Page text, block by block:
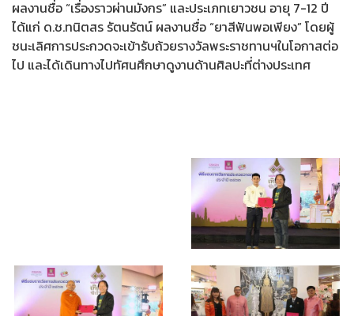
ผลงานชื่อ “เรื่องราวผ่านมังกร” และประเภทเยาวชน อายุ 7-12 ปี
ได้แก่ ด.ช.ทนิตสร รัตนรัตน์ ผลงานชื่อ “ยาสีฟันพอเพียง” โดยผู้
ชนะเลิศการประกวดจะเข้ารับถ้วยรางวัลพระราชทานฯในโอกาสต่อ
ไป และได้เดินทางไปทัศนศึกษาดูงานด้านศิลปะที่ต่างประเทศ